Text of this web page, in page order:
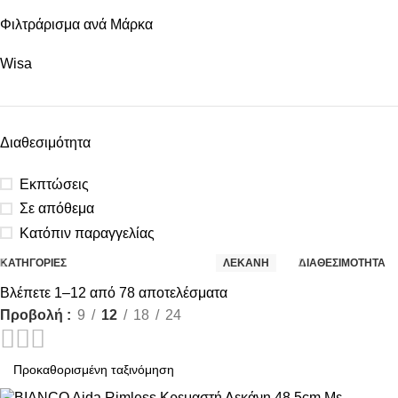
Φιλτράρισμα ανά Μάρκα
Wisa
Διαθεσιμότητα
Εκπτώσεις
Σε απόθεμα
Κατόπιν παραγγελίας
ΚΑΤΗΓΟΡΙΕΣ ΛΕΚΑΝΗ ΔΙΑΘΕΣΙΜΟΤΗΤΑ
Βλέπετε 1–12 από 78 αποτελέσματα
Προβολή
9 12 18 24